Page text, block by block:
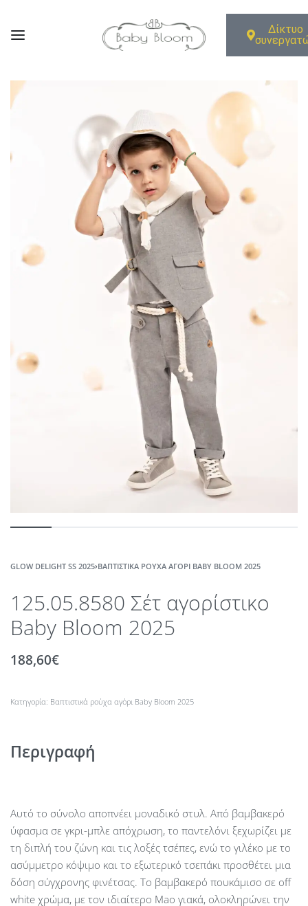
Δίκτυο
GLOW DELIGHT SS 2025›ΒΑΠΤΙΣΤΙΚΆ ΡΟΎΧΑ ΑΓΌΡΙ ΒABY ΒLOOM 2025
125.05.8580 Σέτ αγορίστικο
Baby Bloom 2025
188,60€
Κατηγορία: Βαπτιστικά ρούχα αγόρι Βaby Βloom 2025
Περιγραφή
Αυτό το σύνολο αποπνέει μοναδικό στυλ. Από βαμβακερό
ύφασμα σε γκρι-μπλε απόχρωση, το παντελόνι ξεχωρίζει με
τη διπλή του ζώνη και τις λοξές τσέπες, ενώ το γιλέκο με το
ασύμμετρο κόψιμο και το εξωτερικό τσεπάκι προσθέτει μια
δόση σύγχρονης φινέτσας. Το βαμβακερό πουκάμισο σε off
white χρώμα, με τον ιδιαίτερο Mao γιακά, ολοκληρώνει την